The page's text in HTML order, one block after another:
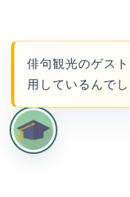
俳句観光のゲス
用しているんで